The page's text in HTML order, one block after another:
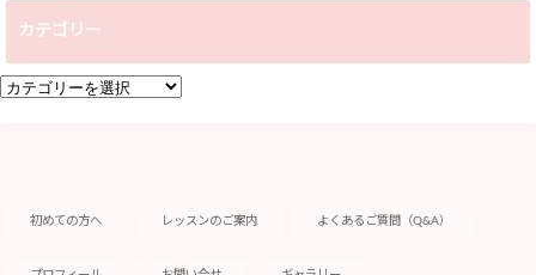
イ
ブ
カテゴリー
カ
初めての方へ レッスンのご案内 よくあるご質問（Q&A）